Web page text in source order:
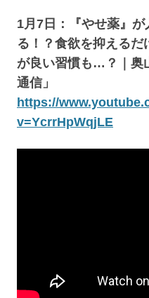
1月7日：『やせ薬』
る！？食欲を抑える
が良い習慣も…？｜奥
通信」
https://
v=YcrrHpWqjLE